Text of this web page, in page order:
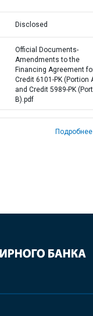
Disclosed
Official Documents-
Amendments to the
Financing Agreement
Credit 6101-PK (Portion
and Credit 5989-PK
B).pdf
Подробнее